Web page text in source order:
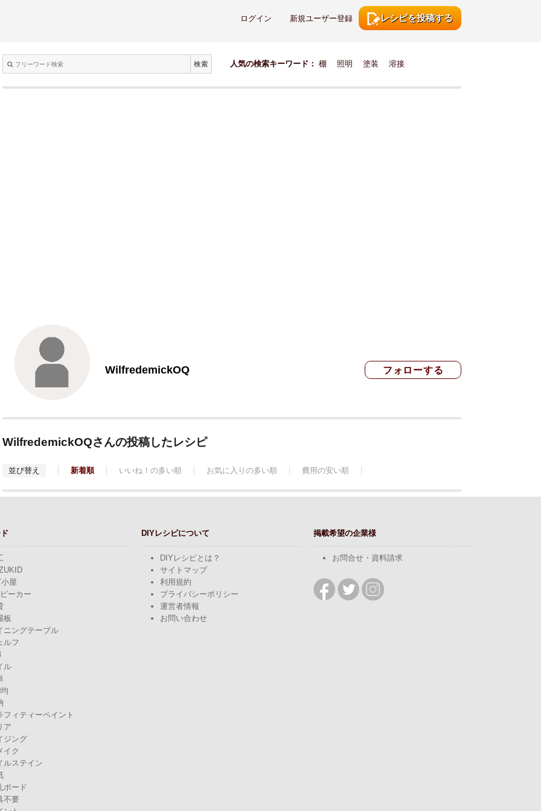
レシピを投稿する
新規ユーザー登録
ログイン
検索 人気の検索キーワード： 棚 照明 塗装 溶接
WilfredemickOQ
WilfredemickOQさんの投稿したレシピ
並び替え 新着順 いいね！の多い順 お気に入りの多い順 費用の安い順
屋
ーカー
板
ニングテーブル
ルフ
ル
フィティーペイント
ア
ジング
イク
ルステイン
ボード
不要
DIYレシピについて
DIYレシピとは？
サイトマップ
利用規約
プライバシーポリシー
運営者情報
お問い合わせ
掲載希望の企業様
お問合せ・資料請求